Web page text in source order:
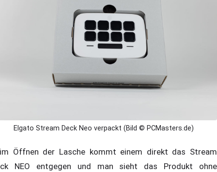
Elgato Stream Deck Neo verpackt (Bild © PCMasters.de)
Öffnen der Lasche kommt einem direkt das Stream
NEO entgegen und man sieht das Produkt ohne